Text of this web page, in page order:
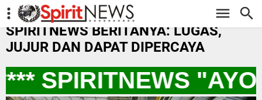
-->
SPIRITNEWS BERITANYA: LUGAS,
JUJUR DAN DAPAT DIPERCAYA
SPIRITNEWS "AYO